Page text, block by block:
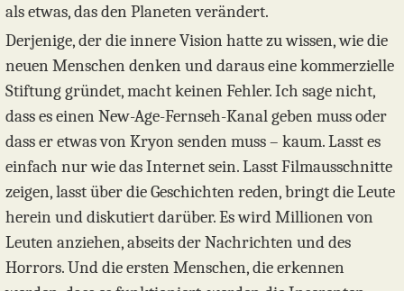
als etwas, das den Planeten verändert.
Derjenige, der die innere Vision hatte zu wissen, wie die
neuen Menschen denken und daraus eine kommerzielle
Stiftung gründet, macht keinen Fehler. Ich sage nicht,
dass es einen New-Age-Fernseh-Kanal geben muss oder
dass er etwas von Kryon senden muss – kaum. Lasst es
einfach nur wie das Internet sein. Lasst Filmausschnitte
zeigen, lasst über die Geschichten reden, bringt die Leute
herein und diskutiert darüber. Es wird Millionen von
Leuten anziehen, abseits der Nachrichten und des
Horrors. Und die ersten Menschen, die erkennen